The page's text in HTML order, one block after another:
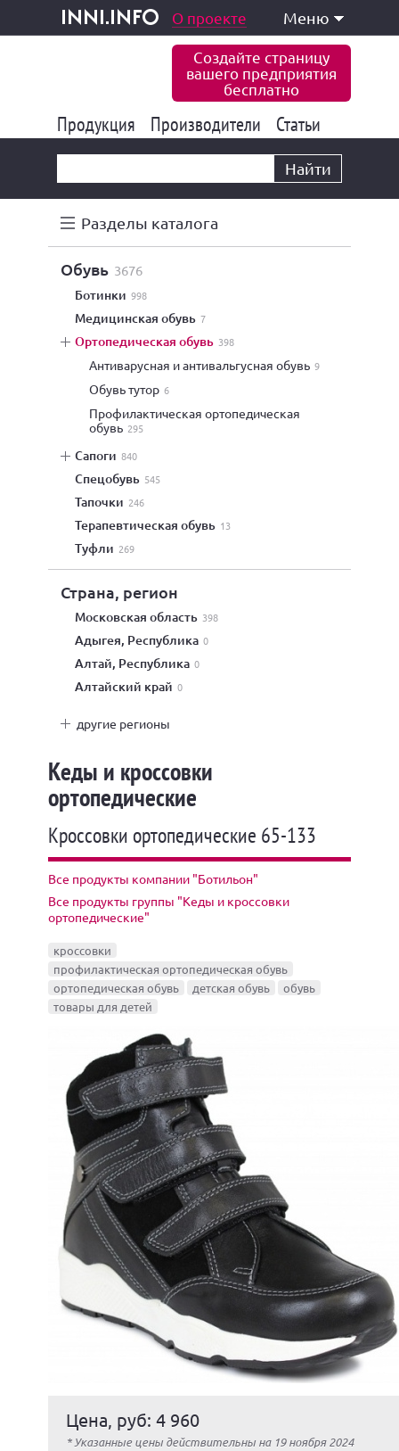
inni.info
и услуги О проекте Меню
Создайте страницу
вашего предприятия
бесплатно
Продукция 177 847
Производители 6 777
Статьи
Найти
Разделы каталога
обувь 3676
ботинки 998
медицинская обувь 7
ортопедическая обувь 398
антиварусная и антивальгусная обувь 9
обувь тутор 6
профилактическая ортопедическая
обувь 295
сапоги 840
спецобувь 545
тапочки 246
терапевтическая обувь 13
туфли 269
Страна, регион
Московская область 398
Адыгея, Республика 0
Алтай, Республика 0
Алтайский край 0
другие регионы
Кеды и кроссовки
ортопедические
Кроссовки ортопедические 65-133
Все продукты компании "Ботильон"
Все продукты группы "Кеды и кроссовки
ортопедические"
кроссовки
профилактическая ортопедическая обувь
ортопедическая обувь
детская обувь
обувь
товары для детей
Цена, руб: 4 960
* Указанные цены действительны на 19 ноября 2024